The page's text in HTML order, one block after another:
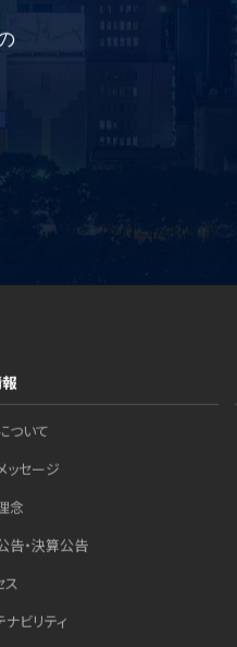
ついて
ッセージ
念
告・決算公告
ス
ナビリティ